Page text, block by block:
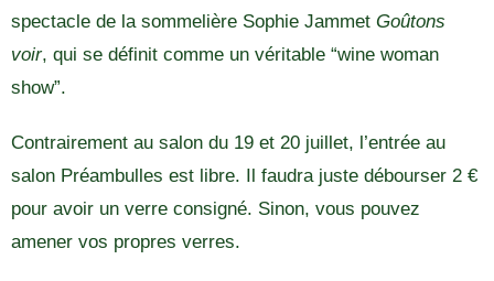
spectacle de la sommelière Sophie Jammet Goûtons
voir, qui se définit comme un véritable “wine woman
show”.
Contrairement au salon du 19 et 20 juillet, l’entrée au
salon Préambulles est libre. Il faudra juste débourser 2 €
pour avoir un verre consigné. Sinon, vous pouvez
amener vos propres verres.